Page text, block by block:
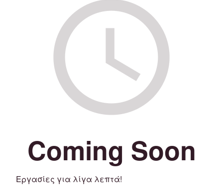
Coming Soon
Εργασίες για λίγα λεπτά!